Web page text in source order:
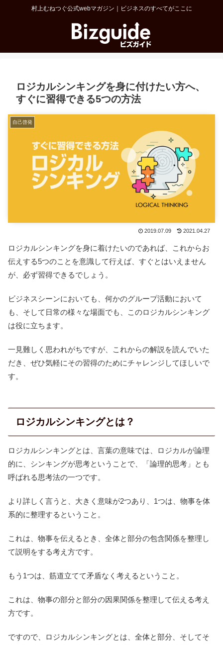
村上むねつぐ公式webマガジン｜ビジネスのすべてがここに
ロジカルシンキングを身に付けたい方へ、
すぐに習得できる5つの方法
自己啓発
2019.07.09 2021.04.27
ロジカルシンキングを身に着けたいのであれば、これからお
伝えする5つのことを意識して行えば、すぐとはいえません
が、必ず習得できるでしょう。
ビジネスシーンにおいても、何かのグループ活動において
も、そして日常の様々な場面でも、このロジカルシンキング
は役に立ちます。
一見難しく思われがちですが、これからの解説を読んでいた
だき、ぜひ気軽にその習得のためにチャレンジしてほしいで
す。
ロジカルシンキングとは？
ロジカルシンキングとは、言葉の意味では、ロジカルが論理
的に、シンキングが思考ということで、「論理的思考」とも
呼ばれる思考法の一つです。
より詳しく言うと、大きく意味が2つあり、1つは、物事を体
系的に整理するということ。
これは、物事を伝えるとき、全体と部分の包含関係を整理し
て説明をする考え方です。
もう1つは、筋道立てて矛盾なく考えるということ。
これは、物事の部分と部分の因果関係を整理して伝える考え
方です。
ですので、ロジカルシンキングとは、全体と部分、そしてそ